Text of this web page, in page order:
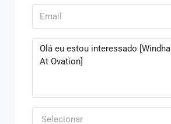
Selecionar